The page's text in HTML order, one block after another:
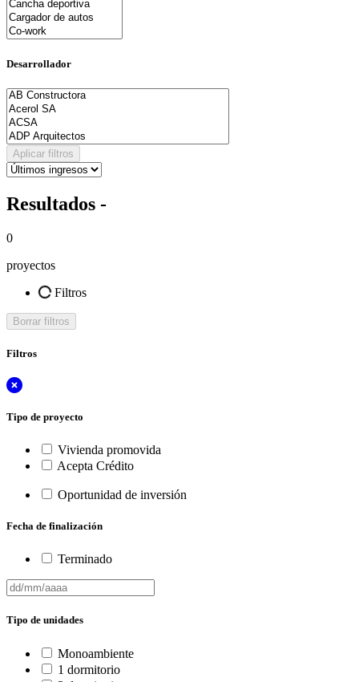
Desarrollador
Aplicar filtros
Resultados -
0
proyectos
Filtros
Borrar filtros
Filtros
Tipo de proyecto
Vivienda promovida
Acepta Crédito
Oportunidad de inversión
Fecha de finalización
Terminado
Tipo de unidades
Monoambiente
1 dormitorio